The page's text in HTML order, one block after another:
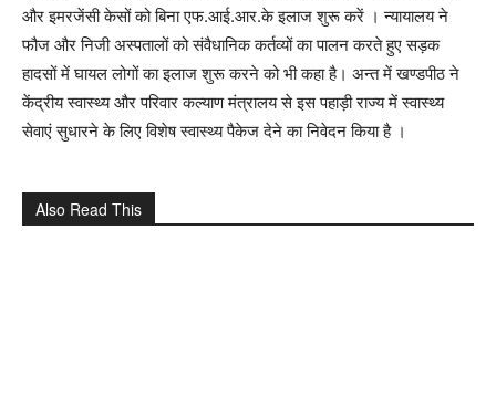
और इमरजेंसी केसों को बिना एफ.आई.आर.के इलाज शुरू करें । न्यायालय ने
फौज और निजी अस्पतालों को संवैधानिक कर्तव्यों का पालन करते हुए सड़क
हादसों में घायल लोगों का इलाज शुरू करने को भी कहा है। अन्त में खण्डपीठ ने
केंद्रीय स्वास्थ्य और परिवार कल्याण मंत्रालय से इस पहाड़ी राज्य में स्वास्थ्य
सेवाएं सुधारने के लिए विशेष स्वास्थ्य पैकेज देने का निवेदन किया है ।
Also Read This